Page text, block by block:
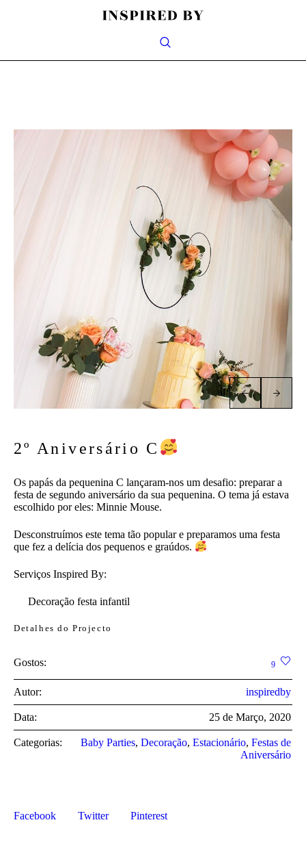
2º Aniversário C
Os papás da pequenina C lançaram-nos um desafio: preparar a
festa de segundo aniversário da sua pequenina. O tema já estava
escolhido por eles: Minnie Mouse.
Desconstruímos este tema tão popular e preparamos uma festa
que fez a delícia dos pequenos e graúdos.
Serviços Inspired By:
Decoração festa infantil
Detalhes do Projecto
Gostos: 9
Autor: inspiredby
Data: 25 de Março, 2020
Categorias: Baby Parties, Decoração, Estacionário, Festas de
Aniversário
Facebook Twitter Pinterest